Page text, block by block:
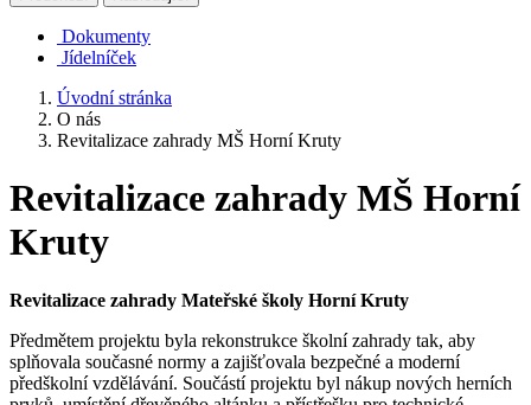
Dokumenty
Jídelníček
Úvodní stránka
O nás
Revitalizace zahrady MŠ Horní Kruty
Revitalizace zahrady MŠ Horní
Kruty
Revitalizace zahrady Mateřské školy Horní Kruty
Předmětem projektu byla rekonstrukce školní zahrady tak, aby
splňovala současné normy a zajišťovala bezpečné a moderní
předškolní vzdělávání. Součástí projektu byl nákup nových herních